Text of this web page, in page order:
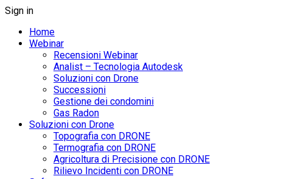
Sign in
Home
Webinar
Recensioni Webinar
Analist – Tecnologia Autodesk
Soluzioni con Drone
Successioni
Gestione dei condomini
Gas Radon
Soluzioni con Drone
Topografia con DRONE
Termografia con DRONE
Agricoltura di Precisione con DRONE
Rilievo Incidenti con DRONE